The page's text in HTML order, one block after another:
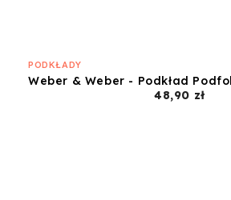
PODKŁADY
48,90 złCena